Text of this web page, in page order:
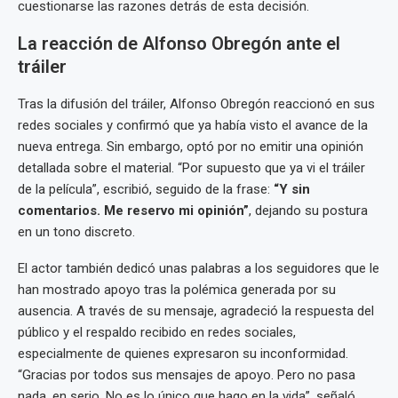
cuestionarse las razones detrás de esta decisión.
La reacción de Alfonso Obregón ante el
tráiler
Tras la difusión del tráiler, Alfonso Obregón reaccionó en sus
redes sociales y confirmó que ya había visto el avance de la
nueva entrega. Sin embargo, optó por no emitir una opinión
detallada sobre el material. “Por supuesto que ya vi el tráiler
de la película”, escribió, seguido de la frase: “Y sin
comentarios. Me reservo mi opinión”, dejando su postura
en un tono discreto.
El actor también dedicó unas palabras a los seguidores que le
han mostrado apoyo tras la polémica generada por su
ausencia. A través de su mensaje, agradeció la respuesta del
público y el respaldo recibido en redes sociales,
especialmente de quienes expresaron su inconformidad.
“Gracias por todos sus mensajes de apoyo. Pero no pasa